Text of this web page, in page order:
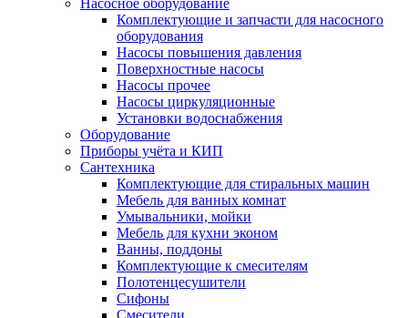
Насосное оборудование
Комплектующие и запчасти для насосного
оборудования
Насосы повышения давления
Поверхностные насосы
Насосы прочее
Насосы циркуляционные
Установки водоснабжения
Оборудование
Приборы учёта и КИП
Сантехника
Комплектующие для стиральных машин
Мебель для ванных комнат
Умывальники, мойки
Мебель для кухни эконом
Ванны, поддоны
Комплектующие к смесителям
Полотенцесушители
Сифоны
Смесители